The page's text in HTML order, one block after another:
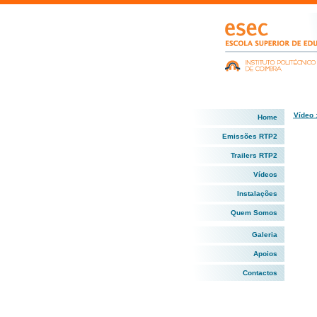
Home
Emissões RTP2
Trailers RTP2
Vídeos
Instalações
Quem Somos
Galeria
Apoios
Contactos
Vídeo